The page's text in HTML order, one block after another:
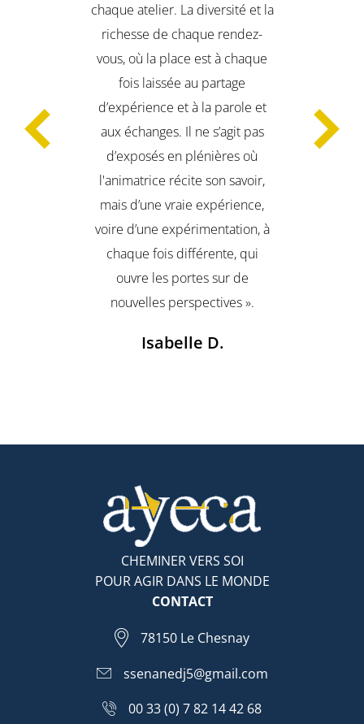
chaque atelier. La diversité et la
richesse de chaque rendez-
vous, où la place est à chaque
fois laissée au partage
d’expérience et à la parole et
aux échanges. Il ne s’agit pas
d’exposés en plénières où
l'animatrice récite son savoir,
mais d’une vraie expérience,
voire d’une expérimentation, à
chaque fois différente, qui
ouvre les portes sur de
nouvelles perspectives ».
Isabelle D.
CHEMINER VERS SOI
POUR AGIR DANS LE MONDE
CONTACT
78150 Le Chesnay
ssenanedj5@gmail.com
00 33 (0) 7 82 14 42 68